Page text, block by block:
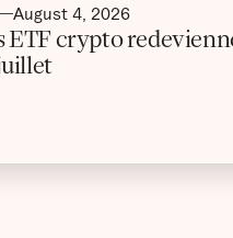
August 4, 2026
ETF crypto